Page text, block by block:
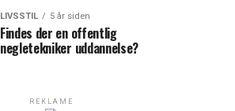
LIVSSTIL 5 år siden
Findes der en offentlig
negletekniker uddannelse?
REKLAME